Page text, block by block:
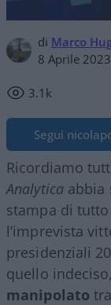
di Marco
8 Aprile
3.1k
Segui
Ricordiamo
Analyticaabbia
stampa di
l’imprevista
presidenziali
quello
manipolato